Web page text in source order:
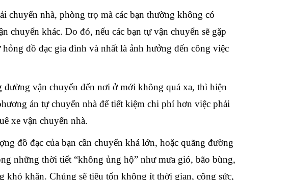
chuyển nhà, phòng trọ mà các bạn thường không có
chuyển khác. Do đó, nếu các bạn tự vận chuyển sẽ gặp
đồ đạc gia đình và nhất là ảnh hưởng đến công việc
vận chuyển đến nơi ở mới không quá xa, thì hiện
án tự chuyển nhà để tiết kiệm chi phí hơn việc phải
xe vận chuyển nhà.
đồ đạc của bạn cần chuyển khá lớn, hoặc quãng đường
những thời tiết “không ủng hộ” như mưa gió, bão bùng,
khó khăn. Chúng sẽ tiêu tốn không ít thời gian, công sức,